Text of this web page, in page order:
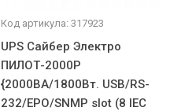
Код артикула: 317923
UPS Сайбер Электро
ПИЛОТ-2000Р
{2000ВА/1800Вт. USB/RS-
232/EPO/SNMP slot (8 IEC